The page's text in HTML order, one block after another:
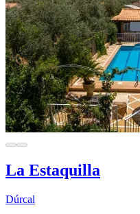
La Estaquilla
Dúrcal